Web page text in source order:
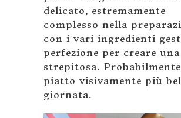
delicato, estremamente
complesso nella
con i vari ingredienti
perfezione per creare
strepitosa.
piatto visivamente più
giornata.